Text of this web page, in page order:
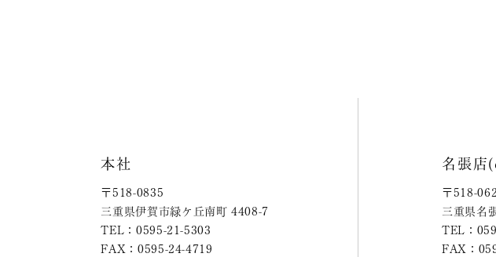
本社
〒518-0835
三重県伊賀市緑ケ丘南町 4408-7
TEL：0595-21-5303
FAX：0595-24-4719
名張店
〒518-
三重県名
TEL：
FAX：